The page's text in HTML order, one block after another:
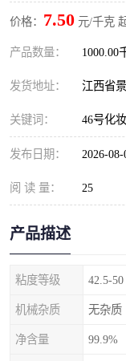
价格： 7.50 元/千克
产品数量： 1000.00
发货地址： 江西省
关键词： 46号化
发布日期： 2026-08-
阅 读 量： 25
产品描述
粘度等级 42.5-50
机械杂质 无杂质
净含量 99.9%